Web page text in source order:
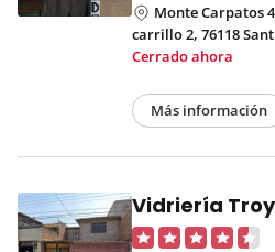
Monte Carpatos
carrillo 2, 76118
Cerrado ahora
Más información
Vidriería